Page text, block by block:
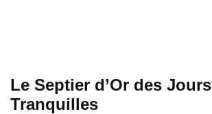
Le Septier d’Or des Jours
Tranquilles